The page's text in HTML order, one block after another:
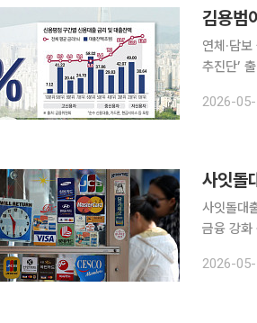
연체·담
추진단’ 출범 정부가 은행권 신용대출 체계를 근본적으로 흔들어 중·저신용자의
출 등 대
2026-
사잇돌
사잇돌대
금융 강화 속 업권 수
품 출시
2026-